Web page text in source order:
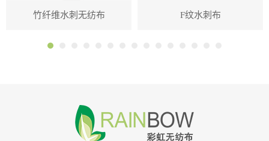
竹纤维水刺无纺布 F纹水刺布